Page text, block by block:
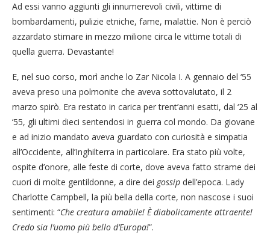
Ad essi vanno aggiunti gli innumerevoli civili, vittime di
bombardamenti, pulizie etniche, fame, malattie. Non è perciò
azzardato stimare in mezzo milione circa le vittime totali di
quella guerra. Devastante!
E, nel suo corso, morì anche lo Zar Nicola I. A gennaio del ‘55
aveva preso una polmonite che aveva sottovalutato, il 2
marzo spirò. Era restato in carica per trent’anni esatti, dal ‘25 al
‘55, gli ultimi dieci sentendosi in guerra col mondo. Da giovane
e ad inizio mandato aveva guardato con curiosità e simpatia
all’Occidente, all’Inghilterra in particolare. Era stato più volte,
ospite d’onore, alle feste di corte, dove aveva fatto strame dei
cuori di molte gentildonne, a dire dei gossip dell’epoca. Lady
Charlotte Campbell, la più bella della corte, non nascose i suoi
sentimenti: “Che creatura amabile! È diabolicamente attraente!
Credo sia l’uomo più bello d’Europa!”.